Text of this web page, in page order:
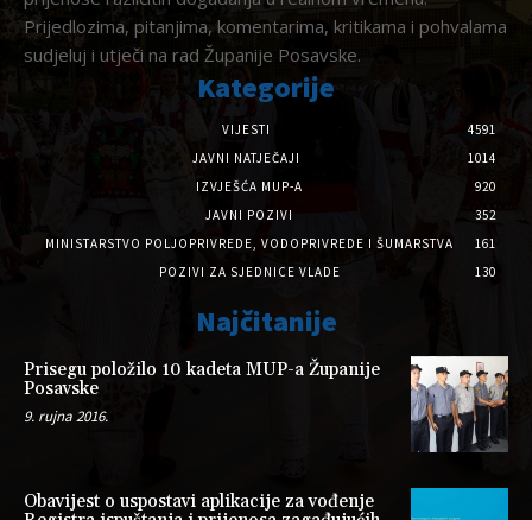
Prijedlozima, pitanjima, komentarima, kritikama i pohvalama
sudjeluj i utječi na rad Županije Posavske.
Kategorije
VIJESTI
4591
JAVNI NATJEČAJI
1014
IZVJEŠĆA MUP-A
920
JAVNI POZIVI
352
MINISTARSTVO POLJOPRIVREDE, VODOPRIVREDE I ŠUMARSTVA
161
POZIVI ZA SJEDNICE VLADE
130
Najčitanije
Prisegu položilo 10 kadeta MUP-a Županije
Posavske
9. rujna 2016.
Obavijest o uspostavi aplikacije za vođenje